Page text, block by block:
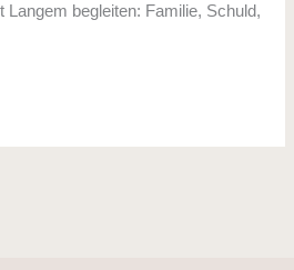
Langem begleiten: Familie, Schuld,